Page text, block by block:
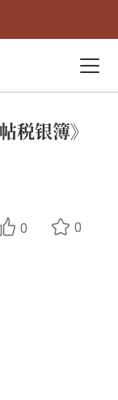
税银簿》
0 0